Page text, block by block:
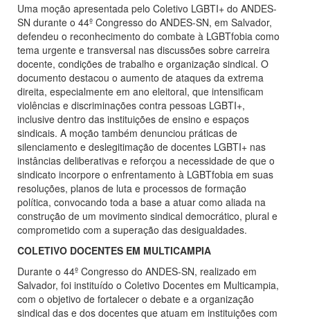
Uma moção apresentada pelo Coletivo LGBTI+ do ANDES-
SN durante o 44º Congresso do ANDES-SN, em Salvador,
defendeu o reconhecimento do combate à LGBTfobia como
tema urgente e transversal nas discussões sobre carreira
docente, condições de trabalho e organização sindical. O
documento destacou o aumento de ataques da extrema
direita, especialmente em ano eleitoral, que intensificam
violências e discriminações contra pessoas LGBTI+,
inclusive dentro das instituições de ensino e espaços
sindicais. A moção também denunciou práticas de
silenciamento e deslegitimação de docentes LGBTI+ nas
instâncias deliberativas e reforçou a necessidade de que o
sindicato incorpore o enfrentamento à LGBTfobia em suas
resoluções, planos de luta e processos de formação
política, convocando toda a base a atuar como aliada na
construção de um movimento sindical democrático, plural e
comprometido com a superação das desigualdades.
COLETIVO DOCENTES EM MULTICAMPIA
Durante o 44º Congresso do ANDES-SN, realizado em
Salvador, foi instituído o Coletivo Docentes em Multicampia,
com o objetivo de fortalecer o debate e a organização
sindical das e dos docentes que atuam em instituições com